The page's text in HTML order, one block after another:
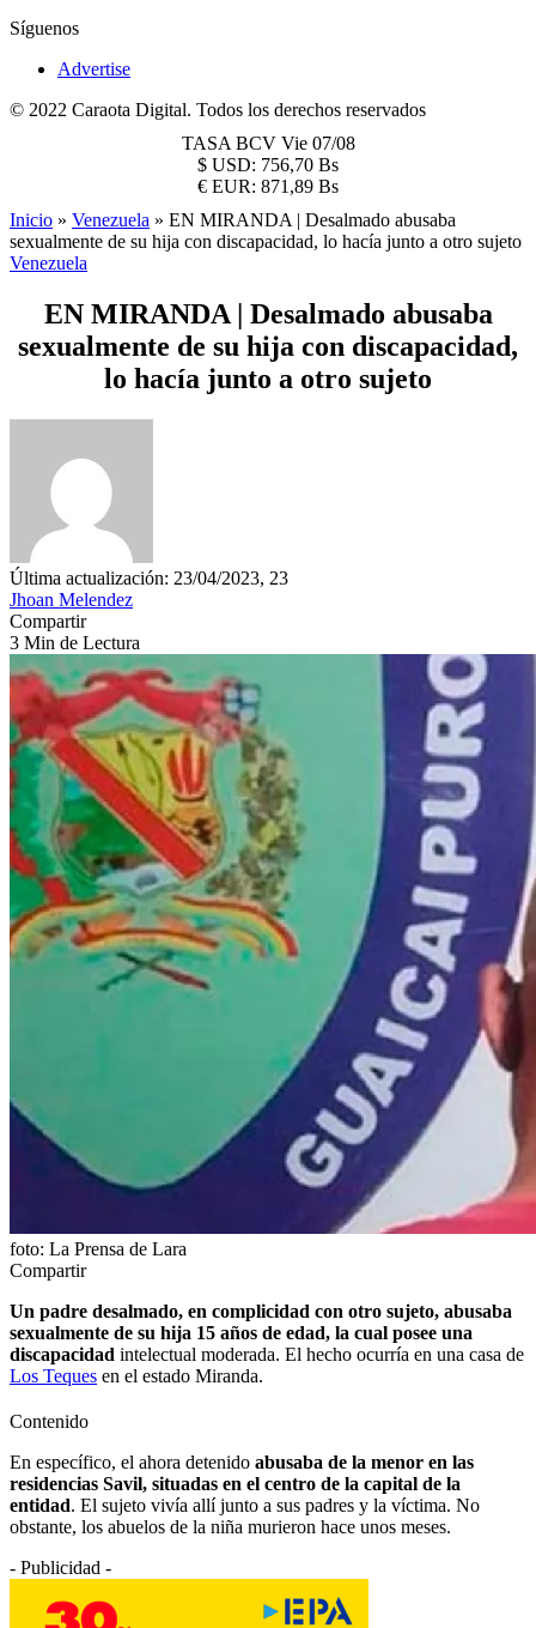
Síguenos
Advertise
© 2022 Caraota Digital. Todos los derechos reservados
TASA BCV Vie 07/08
$ USD: 756,70 Bs
€ EUR: 871,89 Bs
Inicio » Venezuela » EN MIRANDA | Desalmado abusaba
sexualmente de su hija con discapacidad, lo hacía junto a otro sujeto
Venezuela
EN MIRANDA | Desalmado abusaba
sexualmente de su hija con discapacidad,
lo hacía junto a otro sujeto
Última actualización: 23/04/2023, 23
Jhoan Melendez
Compartir
3 Min de Lectura
foto: La Prensa de Lara
Compartir
Un padre desalmado, en complicidad con otro sujeto, abusaba
sexualmente de su hija 15 años de edad, la cual posee una
discapacidad intelectual moderada. El hecho ocurría en una casa de
Los Teques en el estado Miranda.
Contenido
En específico, el ahora detenido abusaba de la menor en las
residencias Savil, situadas en el centro de la capital de la
entidad. El sujeto vivía allí junto a sus padres y la víctima. No
obstante, los abuelos de la niña murieron hace unos meses.
- Publicidad -